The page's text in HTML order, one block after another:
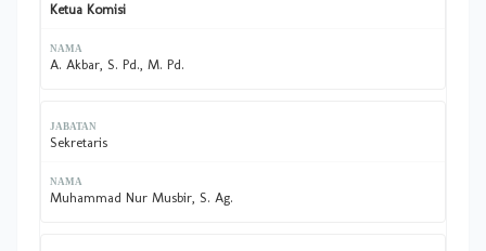
Ketua Komisi
A. Akbar, S. Pd., M. Pd.
Sekretaris
Muhammad Nur Musbir, S. Ag.